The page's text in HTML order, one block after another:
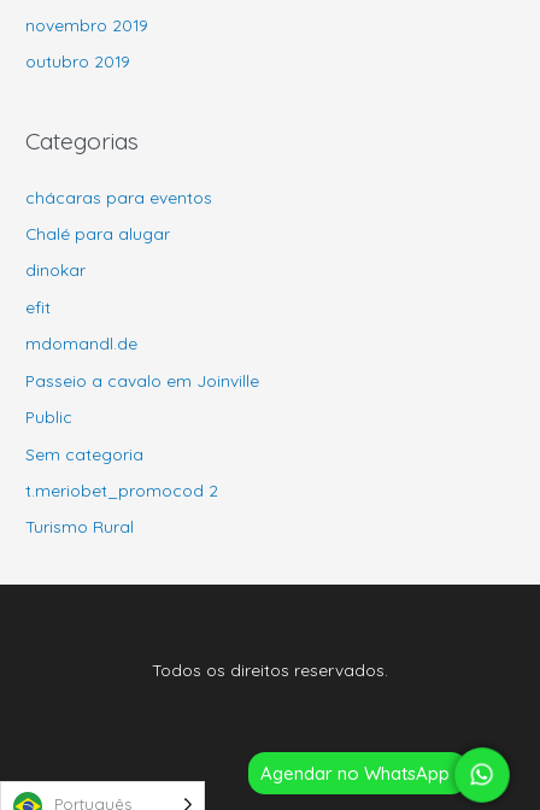
novembro 2019
outubro 2019
Categorias
chácaras para eventos
Chalé para alugar
dinokar
efit
mdomandl.de
Passeio a cavalo em Joinville
Public
Sem categoria
t.meriobet_promocod 2
Turismo Rural
Todos os direitos reservados.
Agendar no WhatsApp
Português